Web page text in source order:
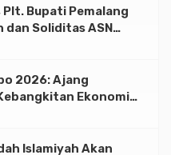
Plt. Bupati Pemalang
dan Soliditas ASN
2026: Ajang
Ekonomi
Islamiyah Akan